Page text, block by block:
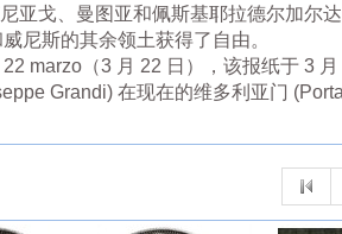
亚戈、曼图亚和佩斯基耶拉德尔加尔
尼斯的其余领土获得了自由。
marzo（3 月 22 日），该报纸于 3
Grandi) 在现在的维多利亚门